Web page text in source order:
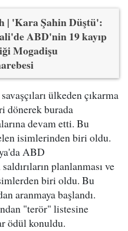
| 'Kara Şahin Düştü':
ABD'nin 19 kayıp
Mogadişu
ülkeden çıkarma
dönerek burada
devam etti. Bu
isimlerinden biri oldu.
ABD
planlanması ve
biri oldu. Bu
aranmaya başlandı.
"terör" listesine
ödül konuldu.